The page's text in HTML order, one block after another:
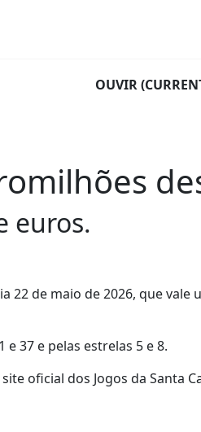
OUVIR
euros.
22 de maio de 2026, que vale
37 e pelas estrelas 5 e 8.
oficial dos Jogos da Santa